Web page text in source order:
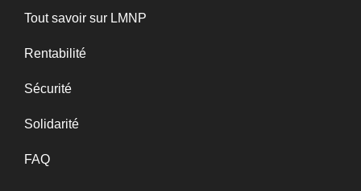
Tout savoir sur LMNP
Rentabilité
Sécurité
Solidarité
FAQ